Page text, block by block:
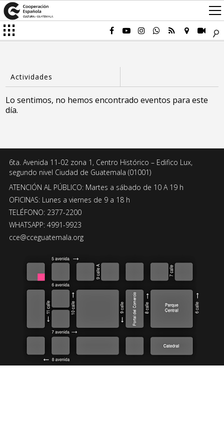
Lo sentimos, no hemos encontrado eventos para este
día.
6ta. Avenida 11-02 zona 1, Centro Histórico – Edifico Lux,
segundo nivel Ciudad de Guatemala (01001)
ATENCIÓN AL PÚBLICO: Martes a sábado de 10 A 19 h
OFICINAS: Lunes a viernes de 9 a 18 h
TELÉFONO: 2377-2200
WHATSAPP: 4991-9923
cce@cceguatemala.org